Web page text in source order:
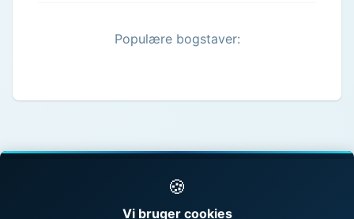
Populære bogstaver:
© 1998 - 2026 Vragguiden - Danmarks største
🍪
Vi bruger cookies